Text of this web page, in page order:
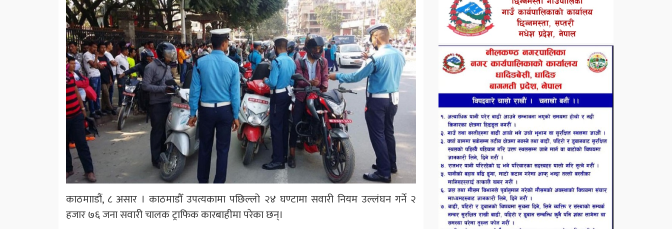
काठमााडौं, ८ असार । काठमाडौँ उपत्यकामा पछिल्लो २४ घण्टामा सवारी नियम उल्लंघन गर्ने २
हजार ७६ जना सवारी चालक ट्राफिक कारबाहीमा परेका छन्।